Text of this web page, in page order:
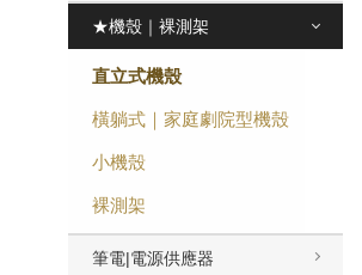
★機殼｜裸測架
直立式機殼
橫躺式｜家庭劇院型機殼
小機殼
裸測架
筆電|電源供應器